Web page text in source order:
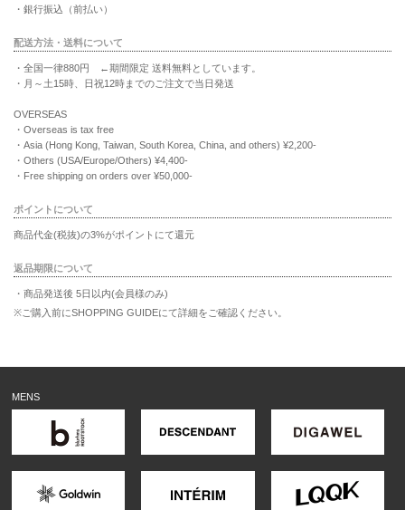
・銀行振込（前払い）
配送方法・送料について
・全国一律880円 ←期間限定 送料無料としています。
・月～土15時、日祝12時までのご注文で当日発送
OVERSEAS
・Overseas is tax free
・Asia (Hong Kong, Taiwan, South Korea, China, and others) ¥2,200-
・Others (USA/Europe/Others) ¥4,400-
・Free shipping on orders over ¥50,000-
ポイントについて
商品代金(税抜)の3%がポイントにて還元
返品期限について
・商品発送後 5日以内(会員様のみ)
※ご購入前にSHOPPING GUIDEにて詳細をご確認ください。
MENS